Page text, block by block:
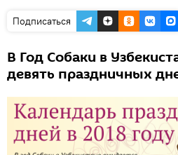
Подписаться
В Год Собаки в
девять праздничных